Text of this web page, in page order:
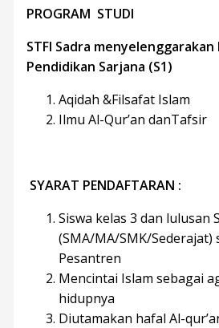
PROGRAM STUDI
STFI Sadra
Pendidikan Sarjana (S1)
Aqidah &Filsafat Islam
Ilmu Al-Qur’an danTafsir
SYARAT PENDAFTARAN :
Siswa kelas 3 dan lulusan
(SMA/MA/SMK/Sederajat)
Pesantren
Mencintai Islam sebagai
hidupnya
Diutamakan hafal Al-